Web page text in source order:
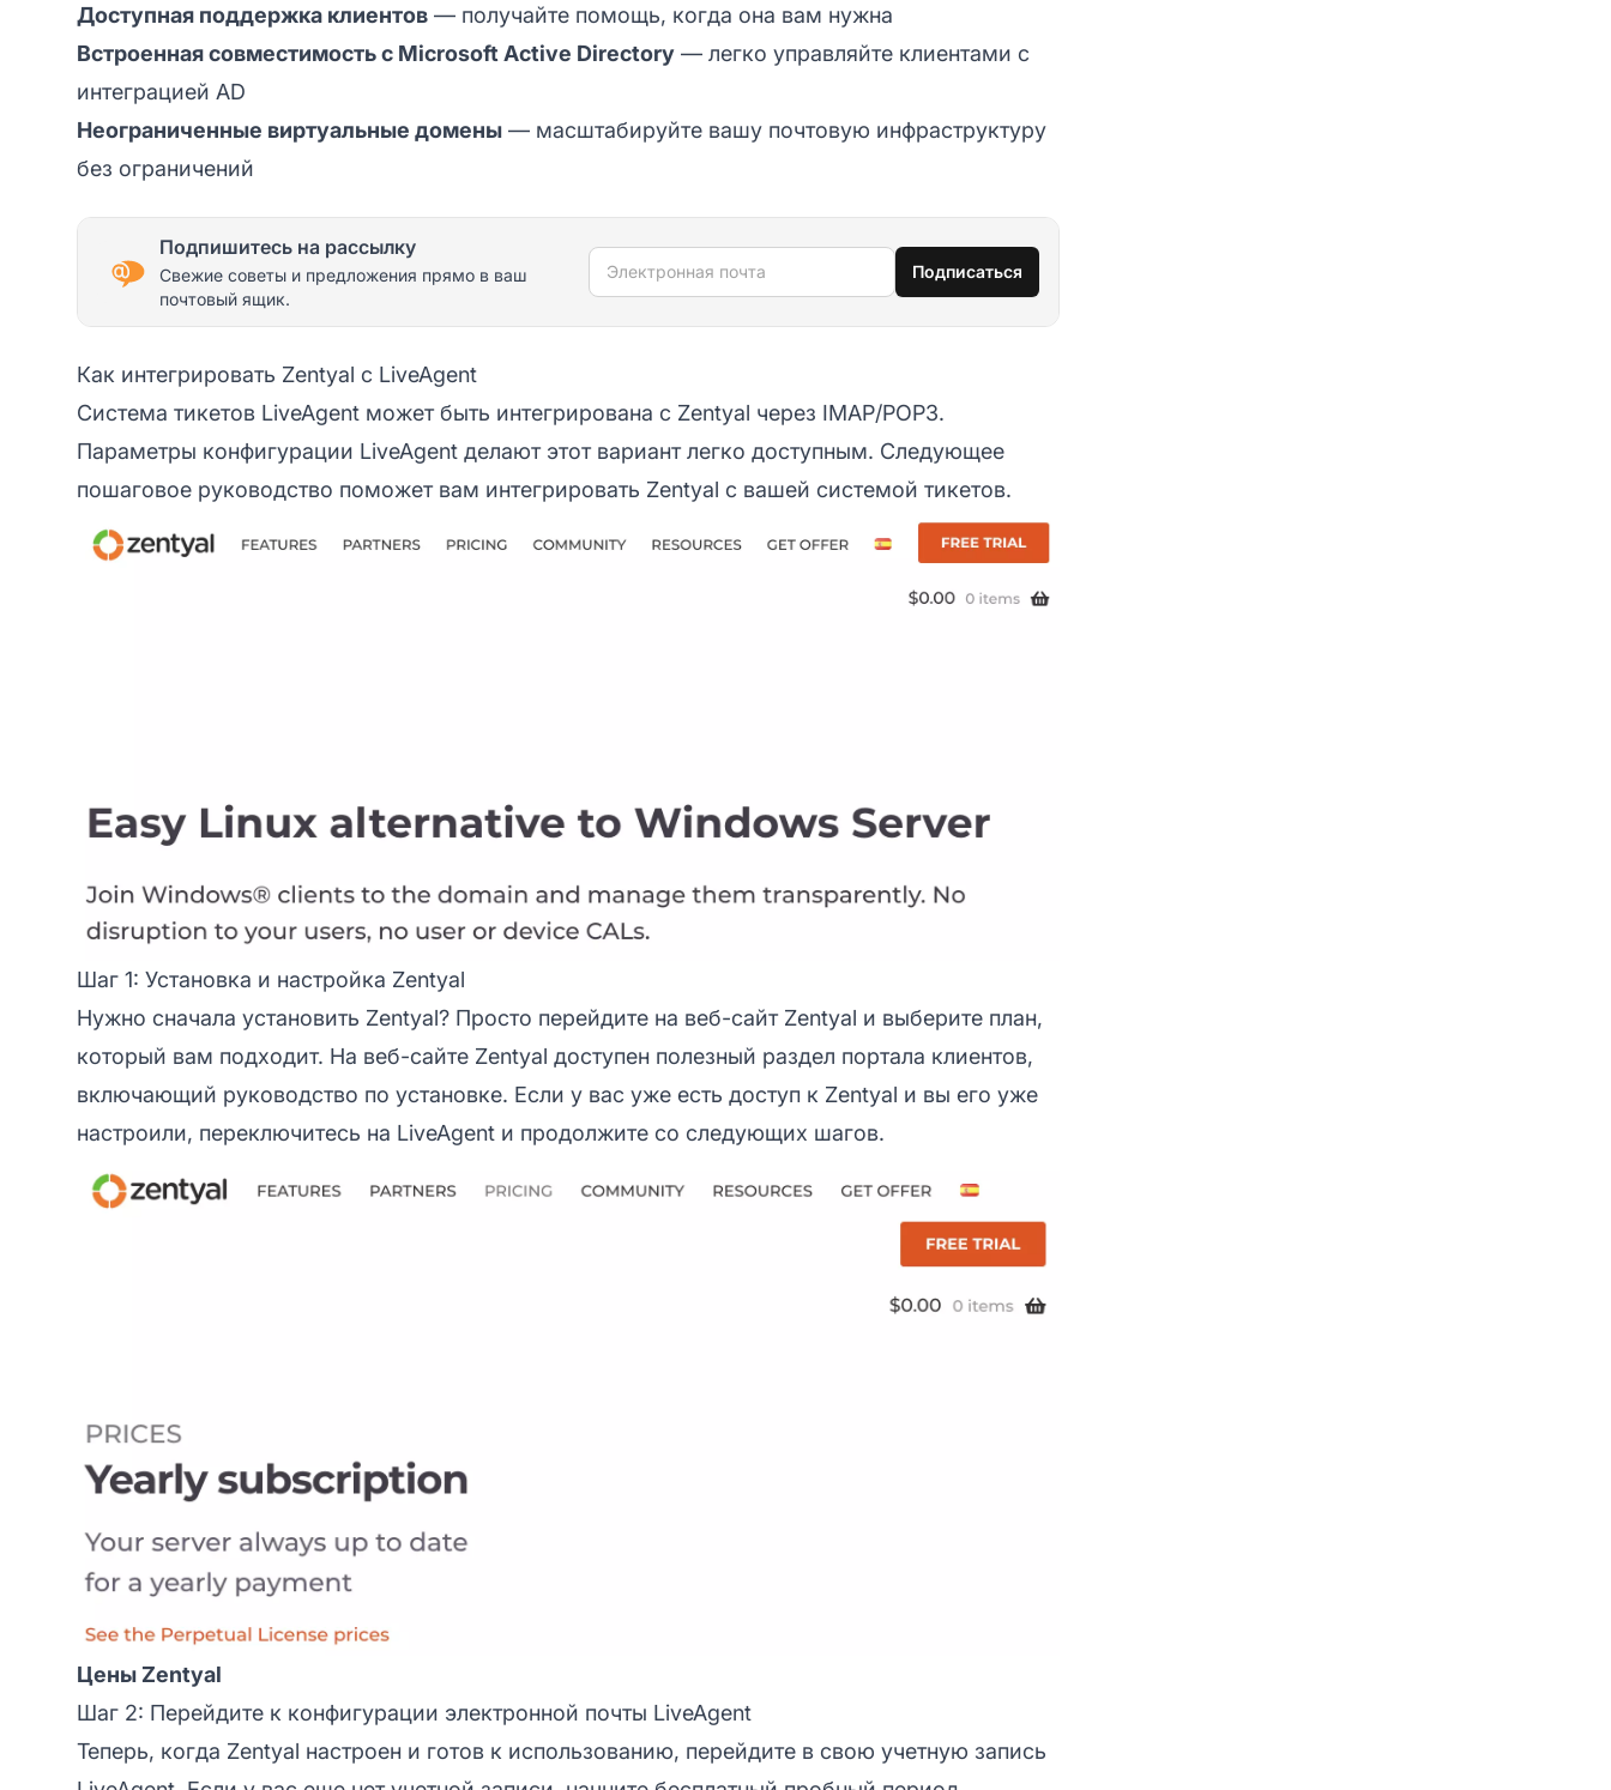
Доступная поддержка клиентов — получайте помощь, когда она вам нужна
Встроенная совместимость с Microsoft Active Directory — легко управляйте клиентами с
интеграцией AD
Неограниченные виртуальные домены — масштабируйте вашу почтовую инфраструктуру
без ограничений
Подпишитесь на рассылку
Свежие советы и предложения прямо в ваш
почтовый ящик.
Электронная почта Подписаться
Как интегрировать Zentyal с LiveAgent
Система тикетов LiveAgent может быть интегрирована с Zentyal через IMAP/POP3.
Параметры конфигурации LiveAgent делают этот вариант легко доступным. Следующее
пошаговое руководство поможет вам интегрировать Zentyal с вашей системой тикетов.
Шаг 1: Установка и настройка Zentyal
Нужно сначала установить Zentyal? Просто перейдите на веб-сайт Zentyal и выберите план,
который вам подходит. На веб-сайте Zentyal доступен полезный раздел портала клиентов,
включающий руководство по установке. Если у вас уже есть доступ к Zentyal и вы его уже
настроили, переключитесь на LiveAgent и продолжите со следующих шагов.
Цены Zentyal
Шаг 2: Перейдите к конфигурации электронной почты LiveAgent
Теперь, когда Zentyal настроен и готов к использованию, перейдите в свою учетную запись